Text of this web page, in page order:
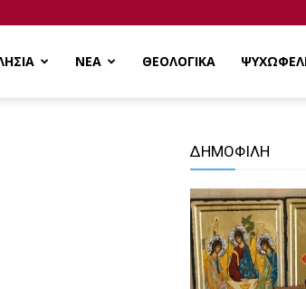
ΝΕΑ ΘΕΟΛΟΓΙΚΑ
ΔΗΜΟΦΙΛΗ